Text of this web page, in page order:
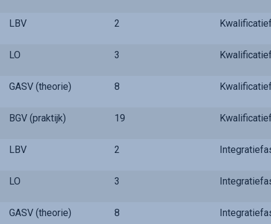
LBV 2
LO 3
GASV (theorie) 8
BGV (praktijk) 19
LBV 2
LO 3
GASV (theorie) 8